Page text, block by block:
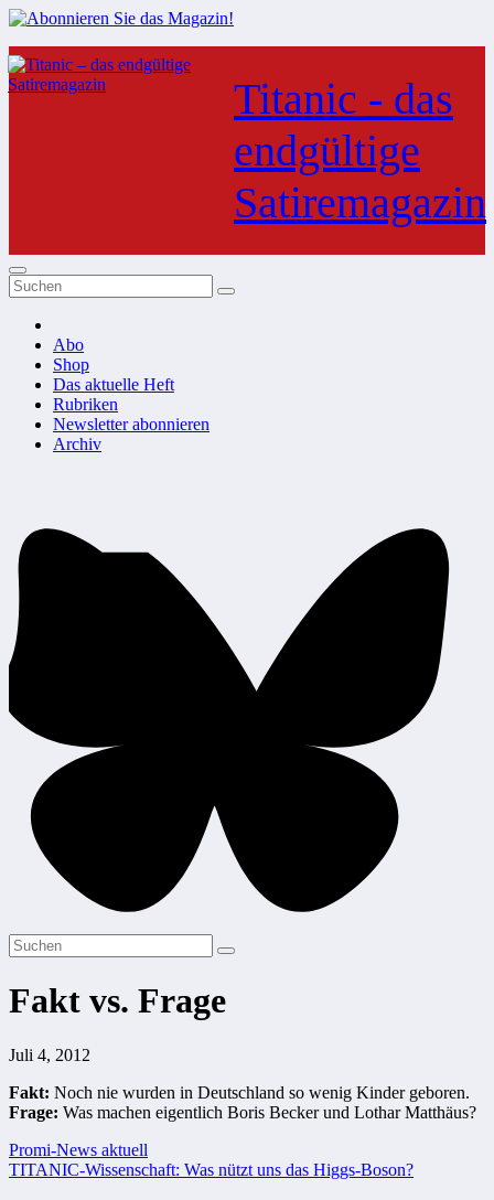
Zum
Inhalt
springen
Titanic - das
endgültige
Satiremagazin
Abo
Shop
Das aktuelle Heft
Rubriken
Newsletter abonnieren
Archiv
Fakt vs. Frage
Juli 4, 2012
Fakt: Noch nie wurden in Deutschland so wenig Kinder geboren.
Frage: Was machen eigentlich Boris Becker und Lothar Matthäus?
Beitragsnavigation
Promi-News aktuell
TITANIC-Wissenschaft: Was nützt uns das Higgs-Boson?